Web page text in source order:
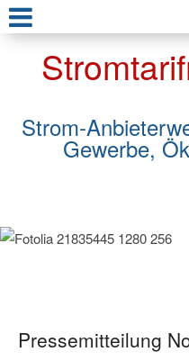
Strom-
Gewerbe,
Pressemitteilung